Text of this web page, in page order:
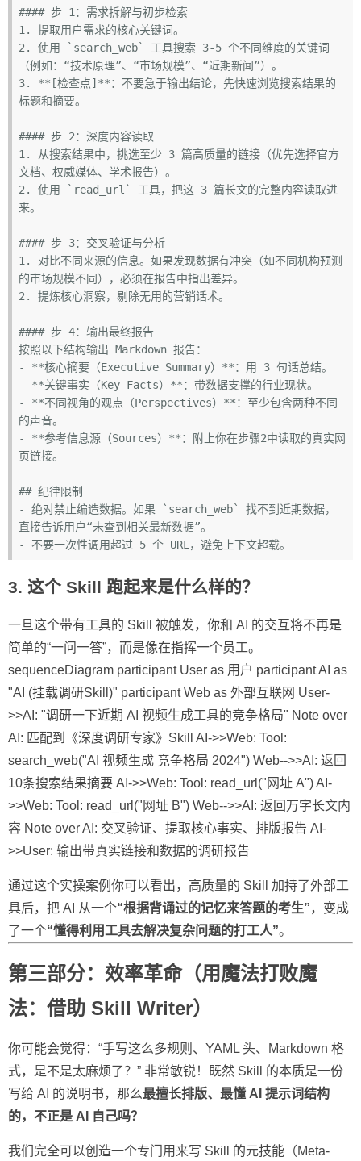
#### 步 1：需求拆解与初步检索
1.
2. 使用 `search_web`
工具搜索 3-5 个不同维度的关键词
3. **[检查点]**：不要急于输出结论，先快速浏览搜索结果的
标题和摘要。
#### 步 2：深度内容读取
1.
从搜索结果中，挑选至少 3 篇高质量的链接（优先选择官方
2. 使用 `read_url`
工具，把这 3 篇长文的完整内容读取进
来。
#### 步 3：交叉验证与分析
1. 对比不同来源的信息。如果发现数据有冲突（如不同机构预测
2. 提炼核心洞察，剔除无用的营销话术。
#### 步 4：输出最终报告
- **核心摘要（Executive Summary）**
- **关键事实（Key Facts）**
- **不同视角的观点（Perspectives）**：至少包含两种不同
- **参考信息源（Sources）**：附上你在步骤2中读取的真实网
页链接。
## 纪律限制
- 绝对禁止编造数据。如果 `search_web`
找不到近期数据，
-
3. 这个 Skill 跑起来是什么样的？
一旦这个带有工具的 Skill 被触发，你和 AI 的交互将不再是
简单的“一问一答”，而是像在指挥一个员工。
sequenceDiagram participant User as 用户 participant AI as
"AI (挂载调研Skill)" participant Web as 外部互联网 User-
>>AI: "调研一下近期 AI 视频生成工具的竞争格局" Note over
AI: 匹配到《深度调研专家》Skill AI->>Web: Tool:
search_web("AI 视频生成 竞争格局 2024") Web-->>AI: 返回
10条搜索结果摘要 AI->>Web: Tool: read_url("网址 A") AI-
>>Web: Tool: read_url("网址 B") Web-->>AI: 返回万字长文内
容 Note over AI: 交叉验证、提取核心事实、排版报告 AI-
>>User: 输出带真实链接和数据的调研报告
通过这个实操案例你可以看出，高质量的 Skill 加持了外部工
具后，把 AI 从一个“根据背诵过的记忆来答题的考生”，变成
了一个“懂得利用工具去解决复杂问题的打工人”。
第三部分：效率革命（用魔法打败魔
法：借助 Skill Writer）
你可能会觉得：“手写这么多规则、YAML 头、Markdown 格
式，是不是太麻烦了？” 非常敏锐！既然 Skill 的本质是一份
写给 AI 的说明书，那么最擅长排版、最懂 AI 提示词结构
的，不正是 AI 自己吗？
我们完全可以创造一个专门用来写 Skill 的元技能（Meta-